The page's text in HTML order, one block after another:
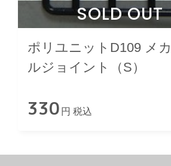
SOLD OUT
ポリユニットD109 メ
ルジョイント（S）
330 円 税込